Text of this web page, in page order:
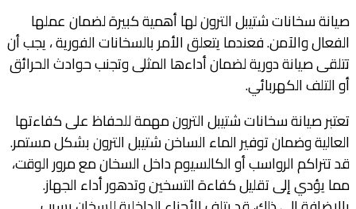
صيانة سخانات شتيبل الترون لها أهمية كبيرة لضمان عملها
الفعال والآمن. فعندما يتعلق الأمر بالسخانات الفورية ، يجب أن
تتلقى صيانة دورية لضمان أداءها المثلى وتجنب حوادث الحرائق
أو التلف الكهربائي.
تعتبر صيانة سخانات شتيبل الترون مهمة للحفاظ على كفاءتها
العالية وضمان توفير الماء الساخن شتيبل الترون بشكل مستمر.
قد تتراكم الرواسب أو الكالسيوم داخل السخان مع مرور الوقت،
مما يؤدي إلى تقليل كفاءة التسخين وتدهور أداء الجهاز.